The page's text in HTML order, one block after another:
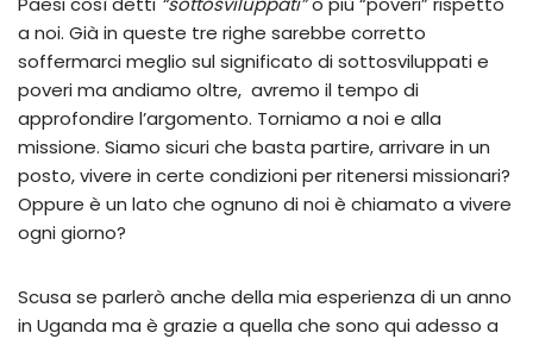
a noi. Già in queste tre righe sarebbe corretto
soffermarci meglio sul significato di sottosviluppati e
poveri ma andiamo oltre, avremo il tempo di
approfondire l’argomento. Torniamo a noi e alla
missione. Siamo sicuri che basta partire, arrivare in un
posto, vivere in certe condizioni per ritenersi missionari?
Oppure è un lato che ognuno di noi è chiamato a vivere
ogni giorno?
Scusa se parlerò anche della mia esperienza di un anno
in Uganda ma è grazie a quella che sono qui adesso a